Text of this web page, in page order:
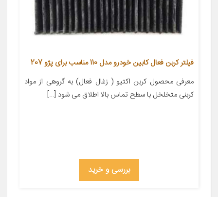
فیلتر کربن فعال کابین خودرو مدل 110 مناسب برای پژو 207
معرفی محصول کربن اکتیو ( زغال فعال) به گروهی از مواد
کربنی متخلخل با سطح تماس بالا اطلاق می شود […]
بررسی و خرید